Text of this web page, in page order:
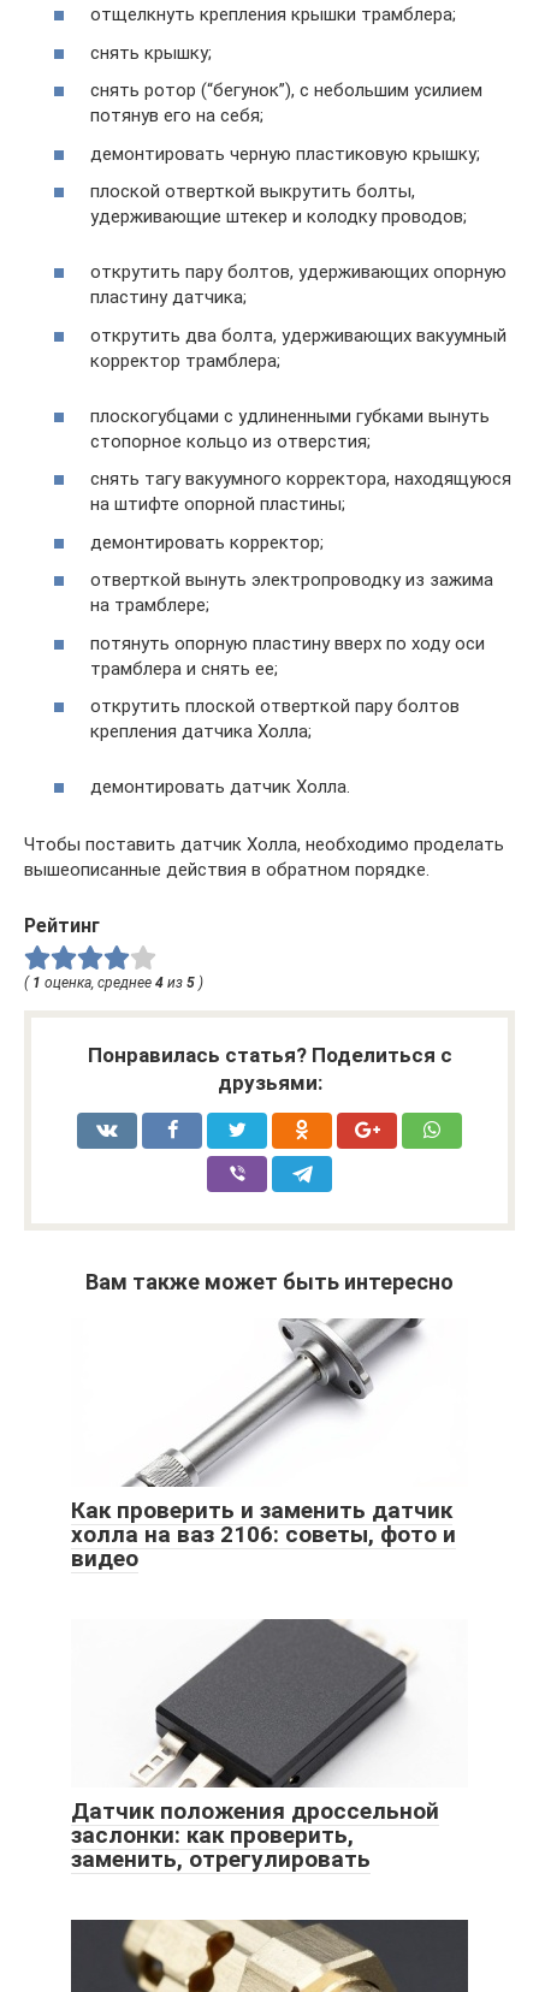
отщелкнуть крепления крышки трамблера;
снять крышку;
снять ротор (“бегунок”), с небольшим усилием
потянув его на себя;
демонтировать черную пластиковую крышку;
плоской отверткой выкрутить болты,
удерживающие штекер и колодку проводов;
открутить пару болтов, удерживающих опорную
пластину датчика;
открутить два болта, удерживающих вакуумный
корректор трамблера;
плоскогубцами с удлиненными губками вынуть
стопорное кольцо из отверстия;
снять тагу вакуумного корректора, находящуюся
на штифте опорной пластины;
демонтировать корректор;
отверткой вынуть электропроводку из зажима
на трамблере;
потянуть опорную пластину вверх по ходу оси
трамблера и снять ее;
открутить плоской отверткой пару болтов
крепления датчика Холла;
демонтировать датчик Холла.
Чтобы поставить датчик Холла, необходимо проделать
вышеописанные действия в обратном порядке.
Рейтинг
( 1 оценка, среднее 4 из 5 )
Понравилась статья? Поделиться с
друзьями:
Вам также может быть интересно
Как проверить и заменить датчик
холла на ваз 2106: советы, фото и
видео
Датчик положения дроссельной
заслонки: как проверить,
заменить, отрегулировать